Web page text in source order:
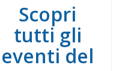
Scopri
tutti gli
eventi del